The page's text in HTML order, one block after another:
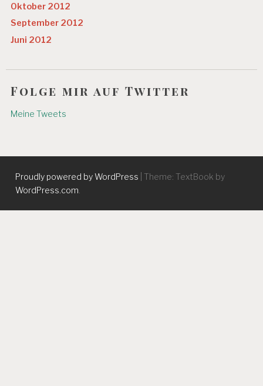
Oktober 2012
September 2012
Juni 2012
Folge mir auf Twitter
Meine Tweets
Proudly powered by WordPress
Theme: TextBook by
WordPress.com